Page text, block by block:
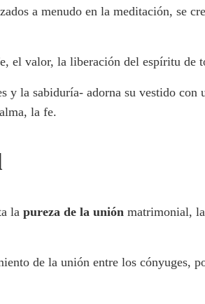
a menudo en la meditación, se
el valor, la liberación del espíritu de
y la sabiduría- adorna su vestido con
la fe.
lapureza de la uniónmatrimonial,
de la unión entre los cónyuges,